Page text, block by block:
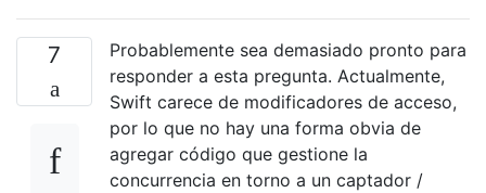
7
Probablemente sea demasiado pronto para
responder a esta pregunta. Actualmente,
Swift carece de modificadores de acceso,
por lo que no hay una forma obvia de
agregar código que gestione la
concurrencia en torno a un captador /